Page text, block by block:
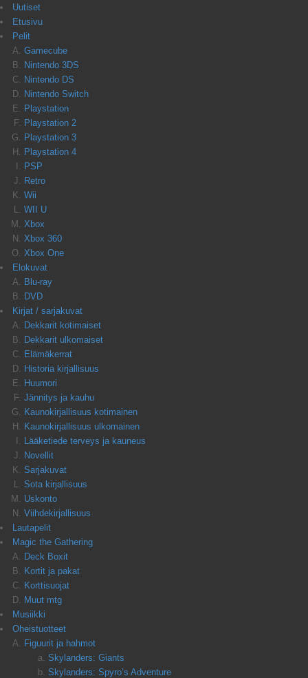
Uutiset
Etusivu
Pelit
Gamecube
Nintendo 3DS
Nintendo DS
Nintendo Switch
Playstation
Playstation 2
Playstation 3
Playstation 4
PSP
Retro
Wii
WII U
Xbox
Xbox 360
Xbox One
Elokuvat
Blu-ray
DVD
Kirjat / sarjakuvat
Dekkarit kotimaiset
Dekkarit ulkomaiset
Elämäkerrat
Historia kirjallisuus
Huumori
Jännitys ja kauhu
Kaunokirjallisuus kotimainen
Kaunokirjallisuus ulkomainen
Lääketiede terveys ja kauneus
Novellit
Sarjakuvat
Sota kirjallisuus
Uskonto
Viihdekirjallisuus
Lautapelit
Magic the Gathering
Deck Boxit
Kortit ja pakat
Korttisuojat
Muut mtg
Musiikki
Oheistuotteet
Figuurit ja hahmot
Skylanders: Giants
Skylanders: Spyro’s Adventure